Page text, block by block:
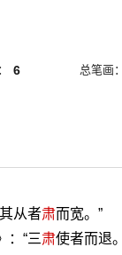
6
总笔画
从者肃而宽。”
：“三肃使者而退